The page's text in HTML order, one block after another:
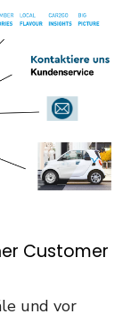
Customer
und vor